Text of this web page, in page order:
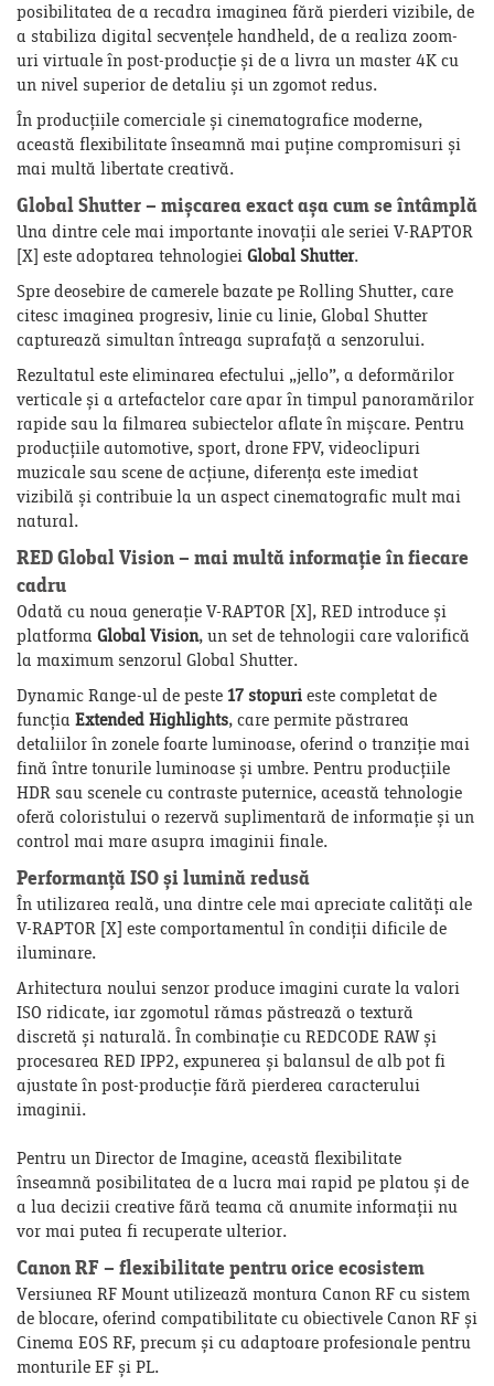
posibilitatea de a recadra imaginea fără pierderi vizibile, de
a stabiliza digital secvențele handheld, de a realiza zoom-
uri virtuale în post-producție și de a livra un master 4K cu
un nivel superior de detaliu și un zgomot redus.
În producțiile comerciale și cinematografice moderne,
această flexibilitate înseamnă mai puține compromisuri și
mai multă libertate creativă.
Global Shutter – mișcarea exact așa cum se întâmplă
Una dintre cele mai importante inovații ale seriei V-RAPTOR
[X] este adoptarea tehnologieiGlobal Shutter.
Spre deosebire de camerele bazate pe Rolling Shutter, care
citesc imaginea progresiv, linie cu linie, Global Shutter
capturează simultan întreaga suprafață a senzorului.
Rezultatul este eliminarea efectului „jello”, a deformărilor
verticale și a artefactelor care apar în timpul panoramărilor
rapide sau la filmarea subiectelor aflate în mișcare. Pentru
producțiile automotive, sport, drone FPV, videoclipuri
muzicale sau scene de acțiune, diferența este imediat
vizibilă și contribuie la un aspect cinematografic mult mai
natural.
RED Global Vision – mai multă informație în fiecare
cadru
Odată cu noua generație V-RAPTOR [X], RED introduce și
platformaGlobal Vision, un set de tehnologii care valorifică
la maximum senzorul Global Shutter.
Dynamic Range-ul de peste17 stopurieste completat de
funcțiaExtended Highlights, care permite păstrarea
detaliilor în zonele foarte luminoase, oferind o tranziție mai
fină între tonurile luminoase și umbre. Pentru producțiile
HDR sau scenele cu contraste puternice, această tehnologie
oferă coloristului o rezervă suplimentară de informație și un
control mai mare asupra imaginii finale.
Performanță ISO și lumină redusă
În utilizarea reală, una dintre cele mai apreciate calități ale
V-RAPTOR [X] este comportamentul în condiții dificile de
iluminare.
Arhitectura noului senzor produce imagini curate la valori
ISO ridicate, iar zgomotul rămas păstrează o textură
discretă și naturală. În combinație cu REDCODE RAW și
procesarea RED IPP2, expunerea și balansul de alb pot fi
ajustate în post-producție fără pierderea caracterului
imaginii.
Pentru un Director de Imagine, această flexibilitate
înseamnă posibilitatea de a lucra mai rapid pe platou și de
a lua decizii creative fără teama că anumite informații nu
vor mai putea fi recuperate ulterior.
Canon RF – flexibilitate pentru orice ecosistem
Versiunea RF Mount utilizează montura Canon RF cu sistem
de blocare, oferind compatibilitate cu obiectivele Canon RF și
Cinema EOS RF, precum și cu adaptoare profesionale pentru
monturile EF și PL.